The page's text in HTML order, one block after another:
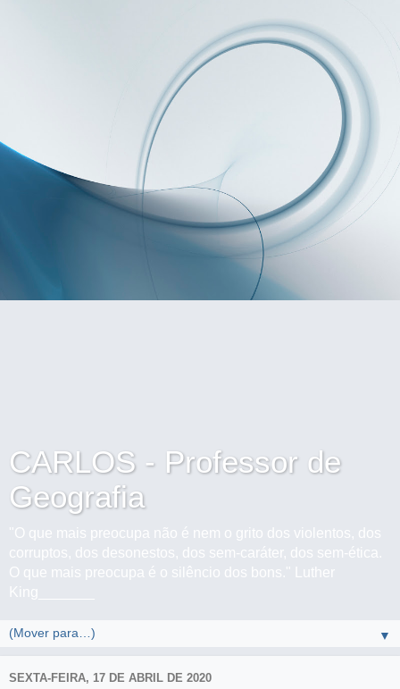
CARLOS - Professor de
Geografia
"O que mais preocupa não é nem o grito dos violentos, dos
corruptos, dos desonestos, dos sem-caráter, dos sem-ética.
O que mais preocupa é o silêncio dos bons." Luther
King_______
▼
SEXTA-FEIRA, 17 DE ABRIL DE 2020